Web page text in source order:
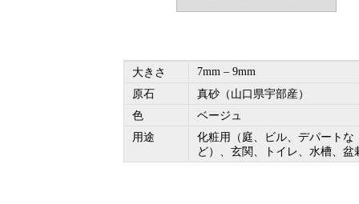
大きさ
7mm – 9mm
原石
真砂（山口県宇部産）
色
ベージュ
用途
化粧用（庭、ビル、デパートな
ど）、玄関、トイレ、水槽、盆